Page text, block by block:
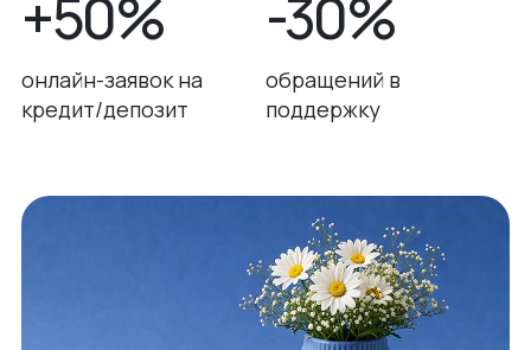
+50%
онлайн-заявок на
кредит/депозит
-30%
обращений в
поддержку